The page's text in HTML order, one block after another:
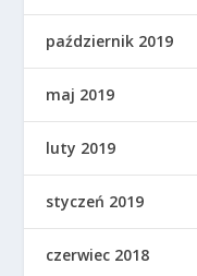
październik 2019
maj 2019
luty 2019
styczeń 2019
czerwiec 2018